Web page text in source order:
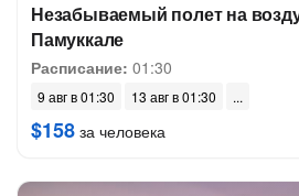
Незабываемый полет на
Памуккале
Расписание: 01:30
9 авг в 01:30 13 авг в 01:30
$158 за человека